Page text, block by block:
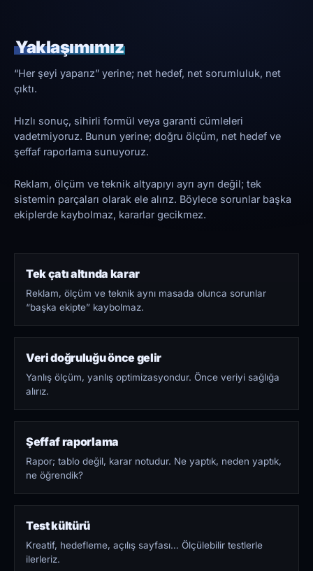
Yaklaşımımız
“Her şeyi yaparız” yerine; net hedef, net sorumluluk, net
çıktı.
Hızlı sonuç, sihirli formül veya garanti cümleleri
vadetmiyoruz. Bunun yerine; doğru ölçüm, net hedef ve
şeffaf raporlama sunuyoruz.
Reklam, ölçüm ve teknik altyapıyı ayrı ayrı değil; tek
sistemin parçaları olarak ele alırız. Böylece sorunlar başka
ekiplerde kaybolmaz, kararlar gecikmez.
Tek çatı altında karar
Reklam, ölçüm ve teknik aynı masada olunca sorunlar
“başka ekipte” kaybolmaz.
Veri doğruluğu önce gelir
Yanlış ölçüm, yanlış optimizasyondur. Önce veriyi sağlığa
alırız.
Şeffaf raporlama
Rapor; tablo değil, karar notudur. Ne yaptık, neden yaptık,
ne öğrendik?
Test kültürü
Kreatif, hedefleme, açılış sayfası… Ölçülebilir testlerle
ilerleriz.